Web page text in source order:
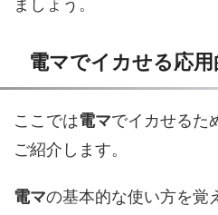
ましょう。
電マでイカせる応
ここでは電マでイカせるた
ご紹介します。
電マの基本的な使い方を覚